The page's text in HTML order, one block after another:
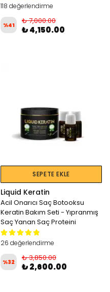
118 değerlendirme
%41 ₺ 7,000.00
₺ 4,150.00
SEPETE EKLE
Liquid Keratin
Acil Onarıcı Saç Botooksu
Keratin Bakım Seti - Yıpranmış
Saç Yanan Saç Proteini
26 değerlendirme
%32 ₺ 3,850.00
₺ 2,600.00